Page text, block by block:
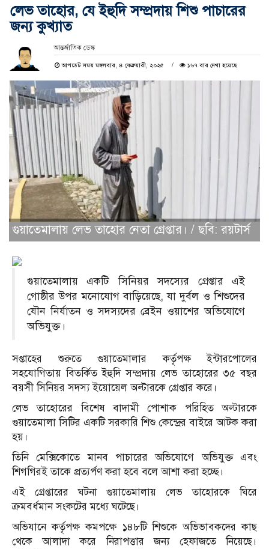
লেভ তাহোর, যে ইহুদি সম্প্রদায় শিশু পাচারের
জন্য কুখ্যাত
আন্তর্জাতিক ডেস্ক
আপডেট সময় মঙ্গলবার, ৪ ফেব্রুয়ারী, ২০২৫ ১৬৭ বার দেখা হয়েছে
গুয়াতেমালায় লেভ তাহোর নেতা গ্রেপ্তার। / ছবি: রয়টার্স
গুয়াতেমালায় একটি সিনিয়র সদস্যের গ্রেপ্তার এই
গোষ্ঠীর উপর মনোযোগ বাড়িয়েছে, যা দুর্বল ও শিশুদের
যৌন নির্যাতন ও সদস্যদের ব্রেইন ওয়াশের অভিযোগে
অভিযুক্ত।
সপ্তাহের শুরুতে গুয়াতেমালার কর্তৃপক্ষ ইন্টারপোলের
সহযোগিতায় বিতর্কিত ইহুদি সম্প্রদায় লেভ তাহোরের ৩৫ বছর
বয়সী সিনিয়র সদস্য ইয়োয়েল অল্টারকে গ্রেপ্তার করে।
লেভ তাহোরের বিশেষ বাদামী পোশাক পরিহিত অল্টারকে
গুয়াতেমালা সিটির একটি সরকারি শিশু কেন্দ্রের বাইরে আটক করা
হয়।
তিনি মেক্সিকোতে মানব পাচারের অভিযোগে অভিযুক্ত এবং
শিগগিরই তাকে প্রত্যর্পণ করা হবে বলে আশা করা হচ্ছে।
এই গ্রেপ্তারের ঘটনা গুয়াতেমালায় লেভ তাহোরকে ঘিরে
ক্রমবর্ধমান সংকটের মধ্যে ঘটেছে।
অভিযানে কর্তৃপক্ষ কমপক্ষে ১৪৮টি শিশুকে অভিভাবকদের কাছ
থেকে আলাদা করে নিরাপত্তার জন্য হেফাজতে নিয়েছে।